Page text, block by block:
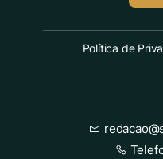
Política de